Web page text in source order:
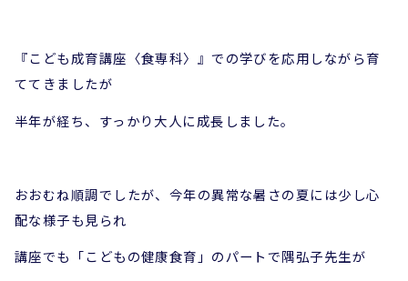
『こども成育講座〈食専科〉』での学びを応用しながら育
ててきましたが
半年が経ち、すっかり大人に成長しました。
おおむね順調でしたが、今年の異常な暑さの夏には少し心
配な様子も見られ
講座でも「こどもの健康食育」のパートで隅弘子先生が